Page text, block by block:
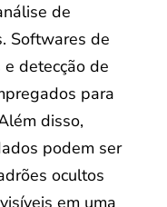
de
Softwares de
detecção de
para
disso,
podem ser
ocultos
em uma